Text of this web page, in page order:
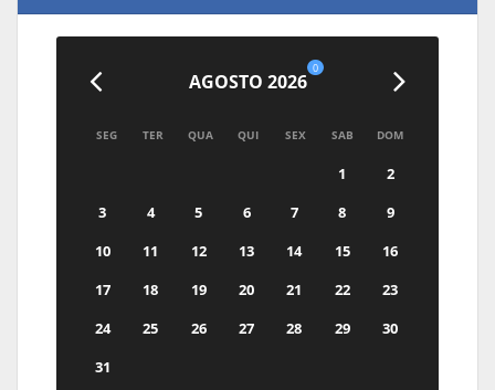
AGOSTO 2026
0
SEG TER QUA QUI SEX SAB DOM
1
2
3
4 5 6 7 8
9
10
11 12 13 14 15
16
17
18 19 20 21 22
23
24
25 26 27 28 29
30
31